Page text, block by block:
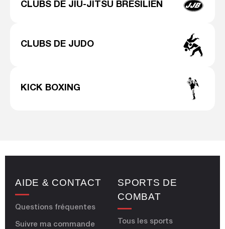
CLUBS DE JIU-JITSU BRÉSILIEN
CLUBS DE JUDO
KICK BOXING
AIDE & CONTACT
Questions fréquentes
Suivre ma commande
SPORTS DE
COMBAT
Tous les sports